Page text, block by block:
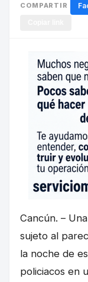
COMPARTIR
Cancún. –
sujeto al
la noche de
policiacos en